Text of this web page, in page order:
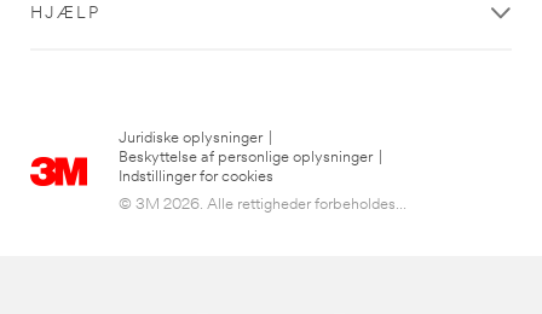
HJÆLP
Juridiske oplysninger
Beskyttelse af personlige oplysninger
Indstillinger for cookies
© 3M 2026. Alle rettigheder forbeholdes...